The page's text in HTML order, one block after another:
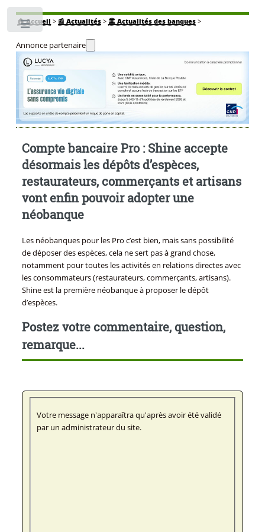
🏠Accueil > 📰 Actualités> 🏛️ Actualités des banques>
Annonce partenaire
Compte bancaire Pro : Shine accepte
désormais les dépôts d’espèces,
restaurateurs, commerçants et artisans
vont enfin pouvoir adopter une
néobanque
Les néobanques pour les Pro c’est bien, mais sans possibilité
de déposer des espèces, cela ne sert pas à grand chose,
notamment pour toutes les activités en relations directes avec
les consommateurs (restaurateurs, commerçants, artisans).
Shine est la première néobanque à proposer le dépôt
d’espèces.
Postez votre commentaire, question,
remarque...
Votre message n'apparaîtra qu'après avoir été validé
par un administrateur du site.
Toggle